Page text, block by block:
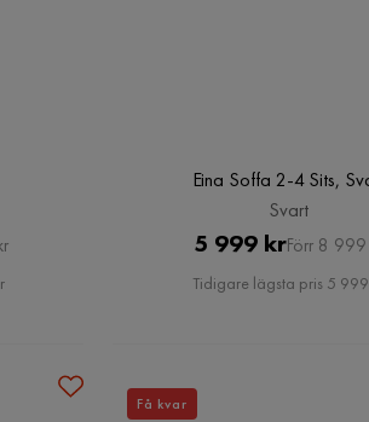
Eina Soffa 2-4 Sits,
Svart
Pris
5 999 krOriginal
Pris
Förr 8 999
Tidigare lägsta pris 5
Få kvar